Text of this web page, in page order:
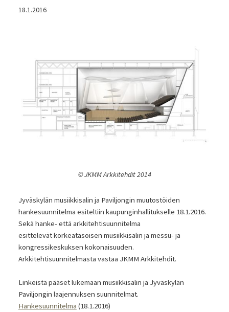
18.1.2016
© JKMM Arkkitehdit 2014
Jyväskylän musiikkisalin ja Paviljongin muutostöiden
hankesuunnitelma esiteltiin kaupunginhallitukselle 18.1.2016.
Sekä hanke- että arkkitehtisuunnitelma
esittelevät korkeatasoisen musiikkisalin ja messu- ja
kongressikeskuksen kokonaisuuden.
Arkkitehtisuunnitelmasta vastaa JKMM Arkkitehdit.
Linkeistä pääset lukemaan musiikkisalin ja Jyväskylän
Paviljongin laajennuksen suunnitelmat.
Hankesuunnitelma (18.1.2016)